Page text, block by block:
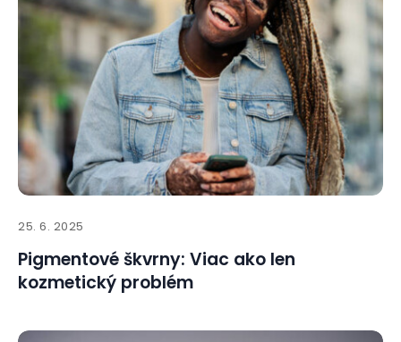
25. 6. 2025
Pigmentové škvrny: Viac ako len
kozmetický problém